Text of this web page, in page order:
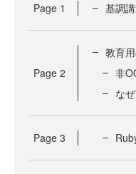
Page 1 基調
Page 2
教育
非
な
Page 3